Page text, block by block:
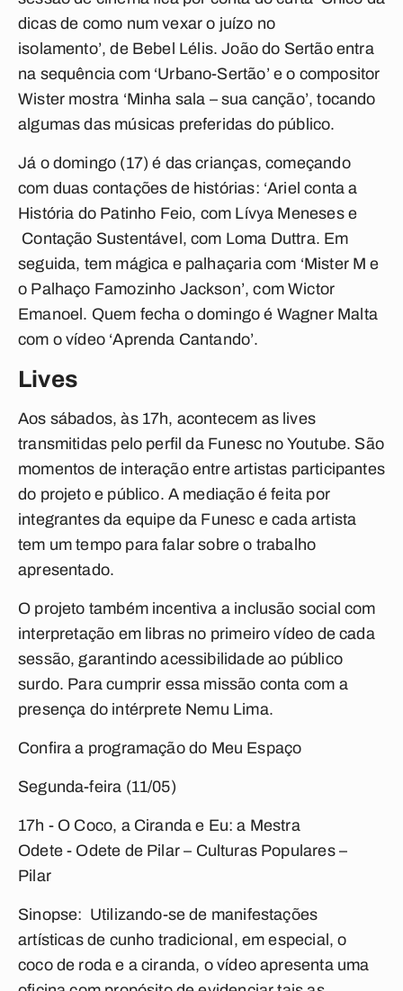
dicas de como num vexar o juízo no
isolamento’, de Bebel Lélis. João do Sertão entra
na sequência com ‘Urbano-Sertão’ e o compositor
Wister mostra ‘Minha sala – sua canção’, tocando
algumas das músicas preferidas do público.
Já o domingo (17) é das crianças, começando
com duas contações de histórias: ‘Ariel conta a
História do Patinho Feio, com Lívya Meneses e
Contação Sustentável, com Loma Duttra. Em
seguida, tem mágica e palhaçaria com ‘Mister M e
o Palhaço Famozinho Jackson’, com Wictor
Emanoel. Quem fecha o domingo é Wagner Malta
com o vídeo ‘Aprenda Cantando’.
Lives
Aos sábados, às 17h, acontecem as lives
transmitidas pelo perfil da Funesc no Youtube. São
momentos de interação entre artistas participantes
do projeto e público. A mediação é feita por
integrantes da equipe da Funesc e cada artista
tem um tempo para falar sobre o trabalho
apresentado.
O projeto também incentiva a inclusão social com
interpretação em libras no primeiro vídeo de cada
sessão, garantindo acessibilidade ao público
surdo. Para cumprir essa missão conta com a
presença do intérprete Nemu Lima.
Confira a programação do Meu Espaço
Segunda-feira (11/05)
17h - O Coco, a Ciranda e Eu: a Mestra
Odete - Odete de Pilar – Culturas Populares –
Pilar
Sinopse: Utilizando-se de manifestações
artísticas de cunho tradicional, em especial, o
coco de roda e a ciranda, o vídeo apresenta uma